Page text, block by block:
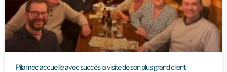
Pilamec accueille avec succès la visite de son plus grand client